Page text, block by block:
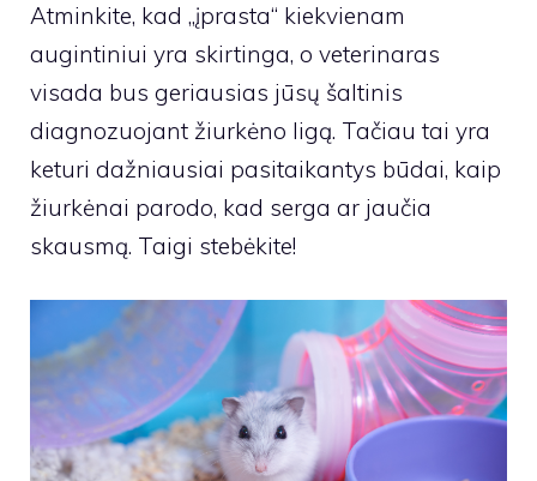
Atminkite, kad „įprasta“ kiekvienam
augintiniui yra skirtinga, o veterinaras
visada bus geriausias jūsų šaltinis
diagnozuojant žiurkėno ligą. Tačiau tai yra
keturi dažniausiai pasitaikantys būdai, kaip
žiurkėnai parodo, kad serga ar jaučia
skausmą. Taigi stebėkite!